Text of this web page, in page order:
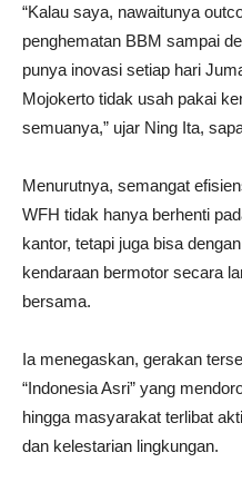
“Kalau saya, nawaitunya
penghematan BBM sampai
punya inovasi setiap hari
Mojokerto tidak usah pakai
semuanya,” ujar Ning Ita,
Menurutnya, semangat
WFH tidak hanya berhenti
kantor, tetapi juga bisa
kendaraan bermotor secara
bersama.
Ia menegaskan, gerakan
“Indonesia Asri” yang
hingga masyarakat terlibat
dan kelestarian lingkungan.